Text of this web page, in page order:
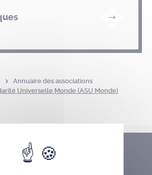
Annuaire des associations
Universelle Monde (ASU Monde)